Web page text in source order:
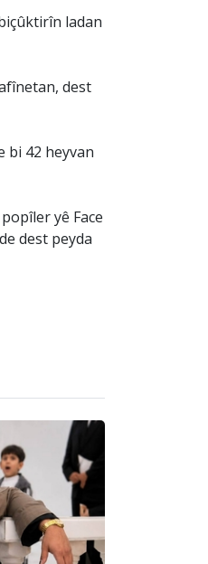
ladan
dest
bi 42 heyvan
yê Face
dest peyda